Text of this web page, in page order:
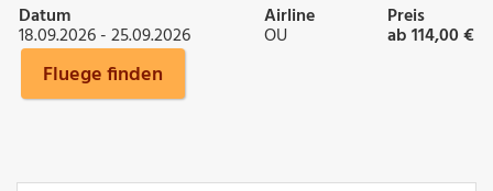
Datum
18.09.2026 - 25.09.2026
Airline
OU
Preis
ab 114,00 €
Fluege finden